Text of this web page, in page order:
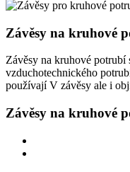
Závěsy na kruhové
Závěsy na kruhové
vzduchotechnického
používají V závěsy ale i
Závěsy na kruhové